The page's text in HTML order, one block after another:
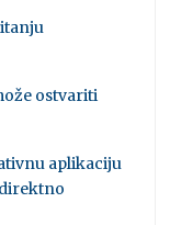
ostvariti
aplikaciju